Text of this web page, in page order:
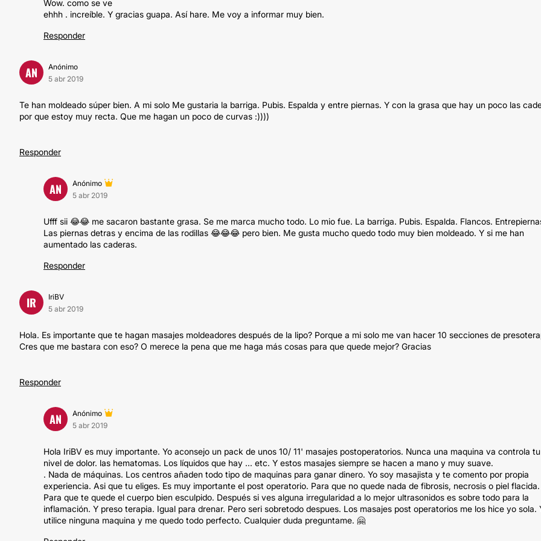
Wow. como se ve
ehhh . increíble. Y gracias guapa. Así hare. Me voy a informar muy bien.
Responder
AN
Anónimo
5 abr 2019
Te han moldeado súper bien. A mi solo Me gustaria la barriga. Pubis. Espalda y entre piernas. Y con la grasa que hay un poco las
por que estoy muy recta. Que me hagan un poco de curvas :))))
Responder
AN
Anónimo
5 abr 2019
Ufff sii 😂😂 me sacaron bastante grasa. Se me marca mucho todo. Lo mio fue. La barriga. Pubis. Espalda. Flancos.
Las piernas detras y encima de las rodillas 😂😂😂 pero bien. Me gusta mucho quedo todo muy bien moldeado. Y si me han
aumentado las caderas.
Responder
IR
IriBV
5 abr 2019
Hola. Es importante que te hagan masajes moldeadores después de la lipo? Porque a mi solo me van hacer 10 secciones de
Cres que me bastara con eso? O merece la pena que me haga más cosas para que quede mejor? Gracias
Responder
AN
Anónimo
5 abr 2019
Hola IriBV es muy importante. Yo aconsejo un pack de unos 10/ 11' masajes postoperatorios. Nunca una maquina va controla tu
nivel de dolor. las hematomas. Los líquidos que hay ... etc. Y estos masajes siempre se hacen a mano y muy suave.
. Nada de máquinas. Los centros añaden todo tipo de maquinas para ganar dinero. Yo soy masajista y te comento por propia
experiencia. Asi que tu eliges. Es muy importante el post operatorio. Para que no quede nada de fibrosis, necrosis o piel flacida.
Para que te quede el cuerpo bien esculpido. Después si ves alguna irregularidad a lo mejor ultrasonidos es sobre todo para la
inflamación. Y preso terapia. Igual para drenar. Pero seri sobretodo despues. Los masajes post operatorios me los hice yo sola.
utilice ninguna maquina y me quedo todo perfecto. Cualquier duda preguntame. 🤗